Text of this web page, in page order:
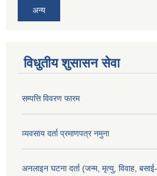
अन्य
विधुतीय शुसासन सेवा
सम्पत्ति विवरण फारम
व्यवसाय दर्ता प्रमाणपत्र नमुना
अनलाइन घटना दर्ता (जन्म, मृत्यु, विवाह,